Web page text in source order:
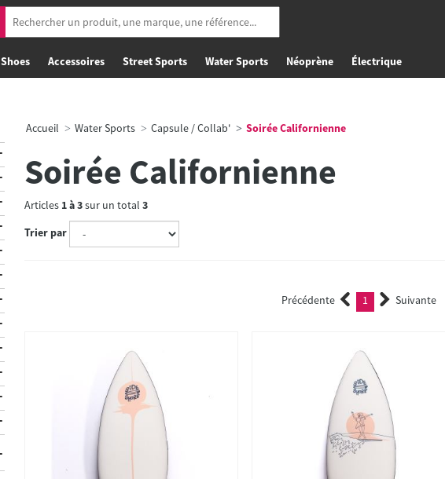
Shoes Accessoires Street Sports Water Sports Néoprène Électrique
Accueil Water Sports Capsule / Collab' Soirée Californienne
Soirée Californienne
Articles 1à3sur un total 3
Trier par
Précédente 1 (current)Suivante